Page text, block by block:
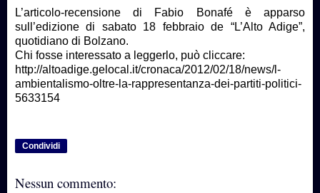
L’articolo-recensione di Fabio Bonafé è apparso
sull’edizione di sabato 18 febbraio de “L’Alto Adige”,
quotidiano di Bolzano.
Chi fosse interessato a leggerlo, può cliccare:
http://altoadige.gelocal.it/cronaca/2012/02/18/news/l-
ambientalismo-oltre-la-rappresentanza-dei-partiti-politici-
5633154
Condividi
Nessun commento: